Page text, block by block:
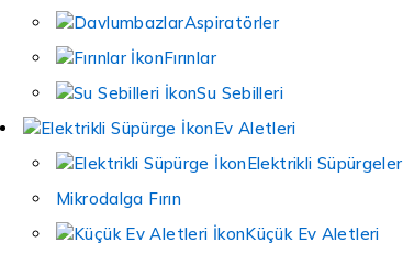
Aspiratörler
Fırınlar
Su Sebilleri
Ev Aletleri
Elektrikli Süpürgeler
Mikrodalga Fırın
Küçük Ev Aletleri